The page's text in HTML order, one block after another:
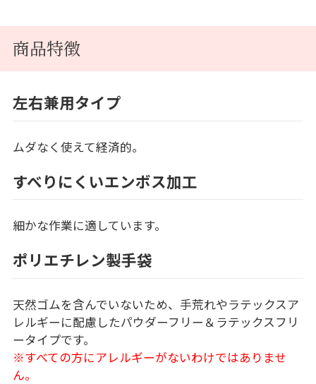
商品特徴
左右兼用タイプ
ムダなく使えて経済的。
すべりにくいエンボス加工
細かな作業に適しています。
ポリエチレン製手袋
天然ゴムを含んでいないため、手荒れやラテックスア
レルギーに配慮したパウダーフリー＆ラテックスフリ
ータイプです。
※すべての方にアレルギーがないわけではありませ
ん。